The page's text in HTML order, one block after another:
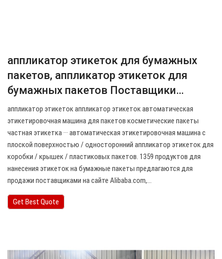
аппликатор этикеток для бумажных
пакетов, аппликатор этикеток для
бумажных пакетов Поставщики…
аппликатор этикеток аппликатор этикеток автоматическая
этикетировочная машина для пакетов косметические пакеты
частная этикетка ··· автоматическая этикетировочная машина с
плоской поверхностью / односторонний аппликатор этикеток для
коробки / крышек / пластиковых пакетов. 1359 продуктов для
нанесения этикеток на бумажные пакеты предлагаются для
продажи поставщиками на сайте Alibaba.com,…
Get Best Quote